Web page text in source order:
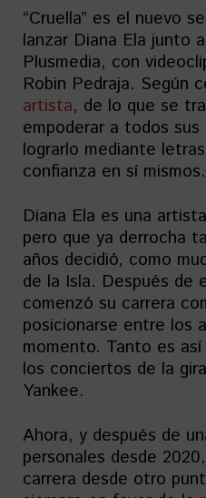
“Cruella” es el nuevo
lanzar Diana Ela junto
Plusmedia, con
Robin Pedraja. Según
artista, de lo que se
empoderar a todos
lograrlo mediante
confianza en sí mismos.
Diana Ela es una
pero que ya derrocha
años decidió, como
de la Isla. Después de
comenzó su carrera
posicionarse entre los
momento. Tanto es
los conciertos de la
Yankee.
Ahora, y después de
personales desde
carrera desde otro